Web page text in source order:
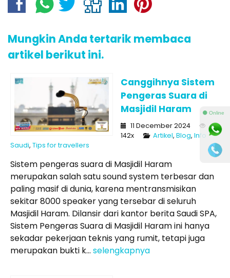
Mungkin Anda tertarik membaca
artikel berikut ini.
Canggihnya Sistem
Pengeras Suara di
Masjidil Haram
11 December 2024
142x
Artikel, Blog, Info
Saudi, Tips for travellers
Sistem pengeras suara di Masjidil Haram
merupakan salah satu sound system terbesar dan
paling masif di dunia, karena mentransmisikan
sekitar 8000 speaker yang tersebar di seluruh
Masjidil Haram. Dilansir dari kantor berita Saudi SPA,
Sistem Pengeras Suara di Masjidil Haram ini hanya
sekadar pekerjaan teknis yang rumit, tetapi juga
merupakan bukti k... selengkapnya
⚫ Online